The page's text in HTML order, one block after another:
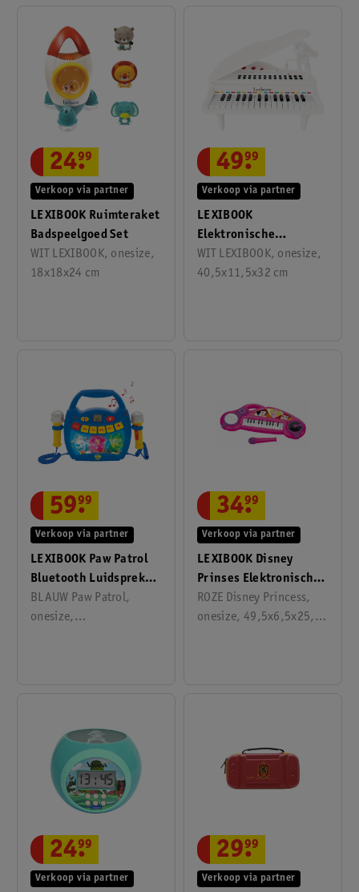
LEXIBOOK Ruimteraket
Badspeelgoed Set
WIT LEXIBOOK, onesize,
18x18x24 cm
Verkoop via partner
24.
99
LEXIBOOK
Elektronische
Vleugelpiano
WIT LEXIBOOK, onesize,
40,5x11,5x32 cm
Verkoop via partner
49.
99
LEXIBOOK Paw Patrol
Bluetooth Luidspreker
Met Microfoons En
Lichteffecten 1GB
BLAUW Paw Patrol,
onesize,
Verkoop via partner
59.
99
LEXIBOOK Disney
Prinses Elektronisch
Keyboard
ROZE Disney Princess,
onesize, 49,5x6,5x25,5
Verkoop via partner
34.
99
Verkoop via partner
24.
99
Verkoop via partner
29.
99